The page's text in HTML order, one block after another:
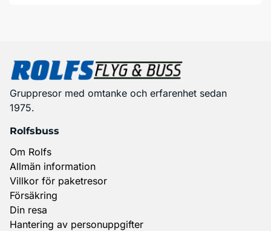
Gruppresor med omtanke och erfarenhet sedan
1975.
Rolfsbuss
Om Rolfs
Allmän information
Villkor för paketresor
Försäkring
Din resa
Hantering av personuppgifter